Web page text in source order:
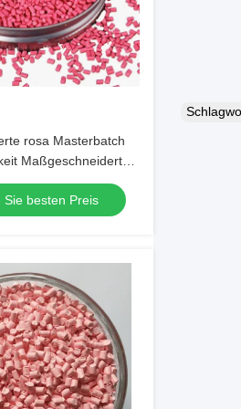
rosa Masterbatch
Maßgeschneiderte
Sie besten Preis